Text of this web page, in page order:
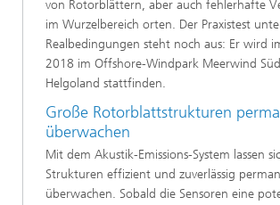
von Rotorblättern, aber auch fehlerhafte
im Wurzelbereich orten. Der Praxistest
Realbedingungen steht noch aus: Er wird
2018 im Offshore-Windpark Meerwind
Helgoland stattfinden.
Große Rotorblattstrukturen
überwachen
Mit dem Akustik-Emissions-System lassen
Strukturen effizient und zuverlässig
überwachen. Sobald die Sensoren eine